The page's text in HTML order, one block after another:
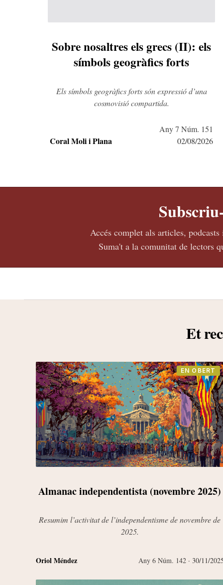
Sobre nosaltres els grecs (II): els
símbols geogràfics forts
Els símbols geogràfics forts són expressió d’una
cosmovisió compartida.
Coral Moli i Plana
Any 7 Núm. 151
02/08/2026
Accés complet als articles,
Suma't a la comunitat de lectors
Et
EN OBERT
Almanac independentista (novembre 2025)
Resumim l’activitat de l’independentisme de novembre de
2025.
Oriol Méndez Any 6 Núm. 142 · 30/11/